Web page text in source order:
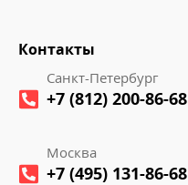
Контакты
Санкт-Петербург
+7 (812) 200-86-68
Москва
+7 (495) 131-86-68